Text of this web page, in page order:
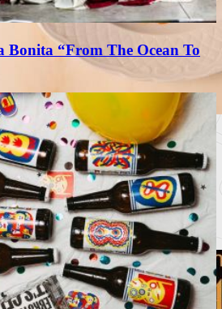
Bonita “From The Ocean To
Carta de Verão
e Sabores Portugueses
no Porto, apresenta a sua nova carta